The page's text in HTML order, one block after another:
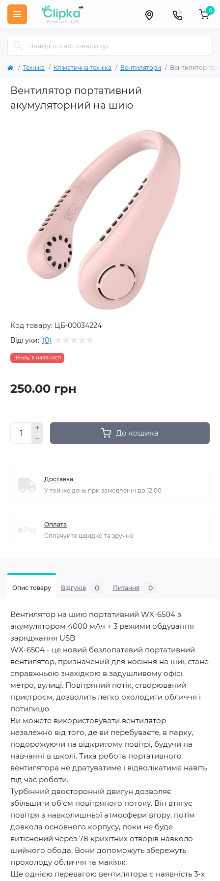
0
Техніка Кліматична техніка Вентилятори Вентилятор
Вентилятор портативний
акумуляторний на шию
Код товару: ЦБ-00034224
Відгуки: (0)
Немає в наявності
250.00 грн
До кошика
Доставка
У той же день при замовленні до 12:00
Оплата
Сплачуйте швидко та зручно
Опис товару Відгуків 0 Питання 0
Вентилятор на шию портативний WX-6504 з
акумулятором 4000 мАч + 3 режими обдування
заряджання USB
WX-6504 - це новий безлопатевий портативний
вентилятор, призначений для носіння на шиї, стане
справжньою знахідкою в задушливому офісі,
метро, вулиці. Повітряний потік, створюваний
пристроєм, дозволить легко охолодити обличчя і
потилицю.
Ви можете використовувати вентилятор
незалежно від того, де ви перебуваєте, в парку,
подорожуючи на відкритому повітрі, будучи на
навчанні в школі. Тиха робота портативного
вентилятора не дратуватиме і відволікатиме навіть
під час роботи.
Турбінний двосторонній двигун дозволяє
збільшити об'єм повітряного потоку. Він втягує
повітря з навколишньої атмосфери вгору, потім
довкола основного корпусу, поки не буде
витіснений через 78 крихітних отворів навколо
шийного обода. Вони допоможуть збережуть
прохолоду обличчя та макіяж.
Ще однією перевагою вентилятора є наявність 3-х